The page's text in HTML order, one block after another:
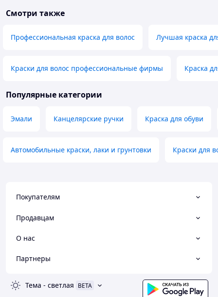
Смотри также
Профессиональная краска для волос Лучшая краска
Краски для волос профессиональные фирмы Краска
Популярные категории
Эмали Канцелярские ручки Краска для обуви
Автомобильные краски, лаки и грунтовки Краски для
Покупателям
Продавцам
О нас
Партнеры
Тема - светлая BETA